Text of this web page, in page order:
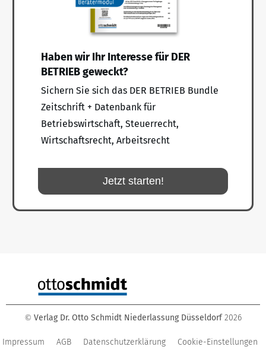
Haben wir Ihr Interesse für DER
BETRIEB geweckt?
Sichern Sie sich das DER BETRIEB Bundle
Zeitschrift + Datenbank für
Betriebswirtschaft, Steuerrecht,
Wirtschaftsrecht, Arbeitsrecht
Jetzt starten!
© Verlag Dr. Otto Schmidt Niederlassung Düsseldorf 2026
Impressum AGB Datenschutzerklärung Cookie-Einstellungen